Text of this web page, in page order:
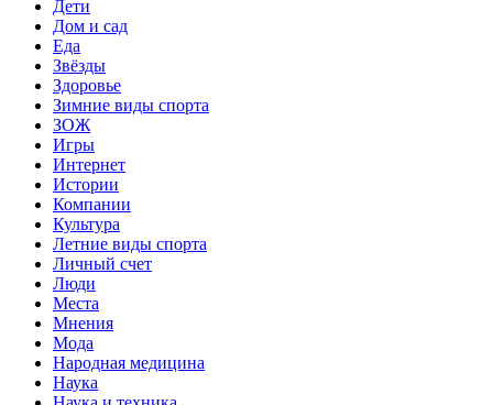
Дети
Дом и сад
Еда
Звёзды
Здоровье
Зимние виды спорта
ЗОЖ
Игры
Интернет
Истории
Компании
Культура
Летние виды спорта
Личный счет
Люди
Места
Мнения
Мода
Народная медицина
Наука